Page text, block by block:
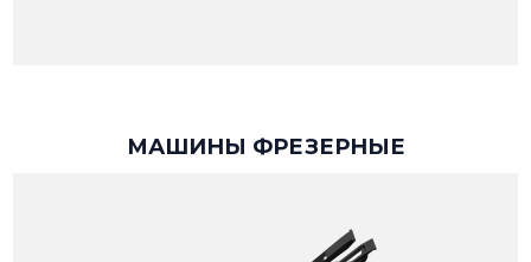
МАШИНЫ ФРЕЗЕРНЫЕ